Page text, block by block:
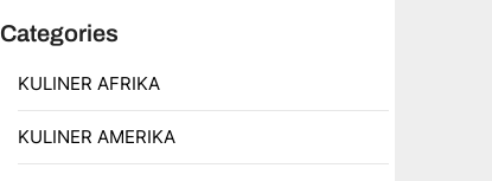
Categories
KULINER AFRIKA
KULINER AMERIKA